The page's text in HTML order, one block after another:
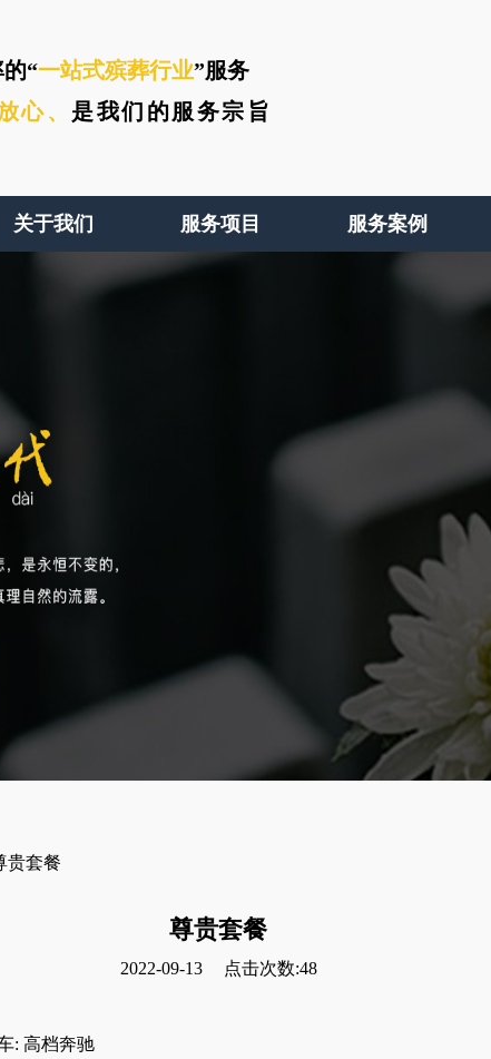
“一站式殡葬行业”服务
心、 是我们的服务宗旨
关于我们 服务项目 服务案例
贵套餐
尊贵套餐
2022-09-13 点击次数:48
: 高档奔驰